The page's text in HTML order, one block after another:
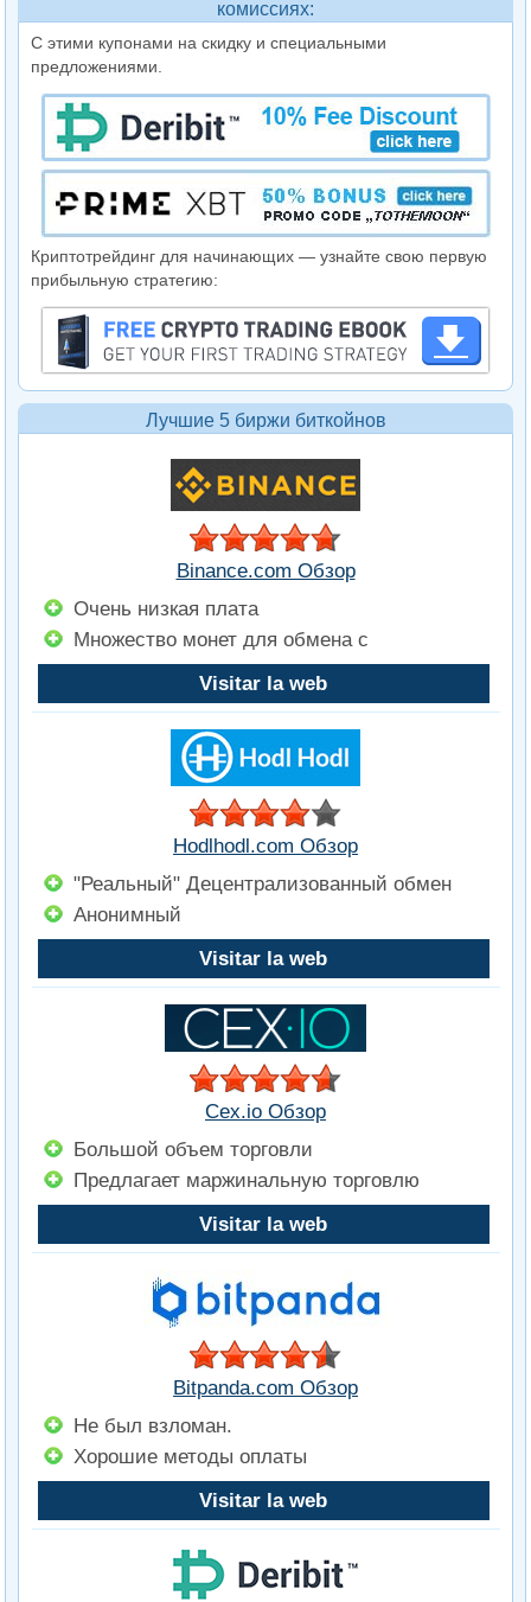
комиссиях:
С этими купонами на скидку и специальными
предложениями.
Криптотрейдинг для начинающих — узнайте свою первую
прибыльную стратегию:
Лучшие 5 биржи биткойнов
Binance.com Обзор
Очень низкая плата
Множество монет для обмена с
Visitar la web
Hodlhodl.com Обзор
"Реальный" Децентрализованный обмен
Анонимный
Visitar la web
Cex.io Обзор
Большой объем торговли
Предлагает маржинальную торговлю
Visitar la web
Bitpanda.com Обзор
Не был взломан.
Хорошие методы оплаты
Visitar la web